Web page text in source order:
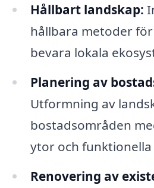
Hållbart landskap:
hållbara metoder
bevara lokala
Planering av
Utformning av
bostadsområden
ytor och
Renovering av